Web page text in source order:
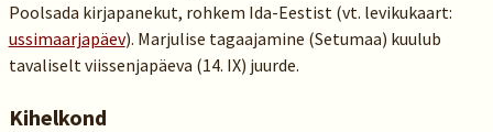
Poolsada kirjapanekut, rohkem Ida-Eestist (vt. levikukaart:
ussimaarjapäev). Marjulise tagaajamine (Setumaa) kuulub
tavaliselt viissenjapäeva (14. IX) juurde.
Kihelkond